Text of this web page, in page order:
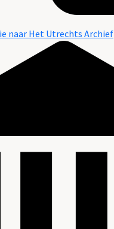
naar Het Utrechts Archief